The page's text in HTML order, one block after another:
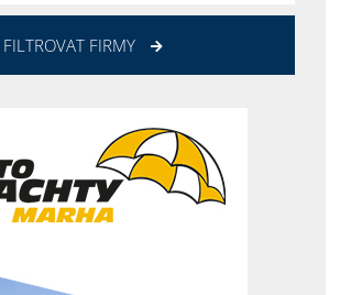
FILTROVAT FIRMY